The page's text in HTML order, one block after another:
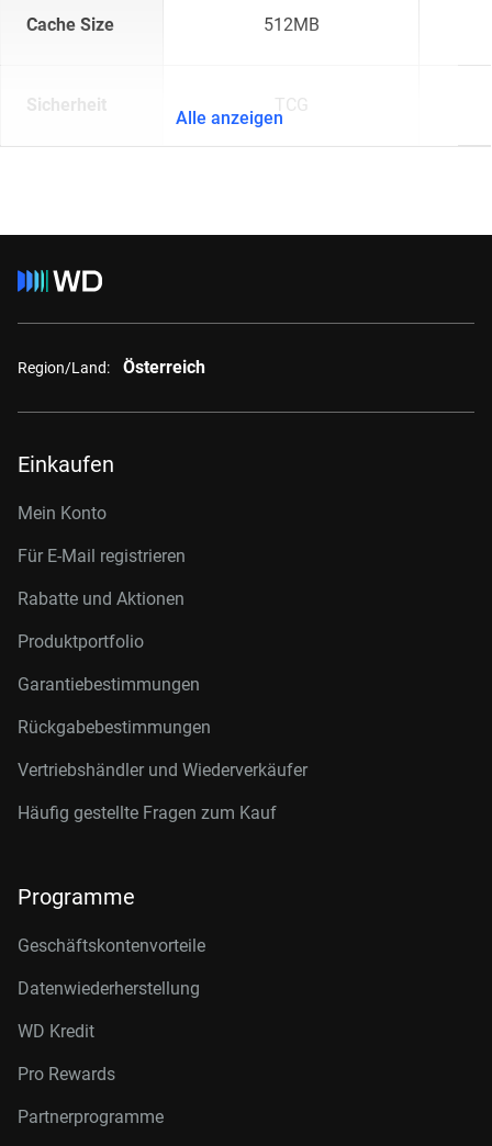
Cache Size 512MB
Sicherheit TCG
Alle anzeigen
Region/Land: Österreich
Einkaufen
Mein Konto
Für E-Mail registrieren
Rabatte und Aktionen
Produktportfolio
Garantiebestimmungen
Rückgabebestimmungen
Vertriebshändler und Wiederverkäufer
Häufig gestellte Fragen zum Kauf
Programme
Geschäftskontenvorteile
Datenwiederherstellung
WD Kredit
Pro Rewards
Partnerprogramme